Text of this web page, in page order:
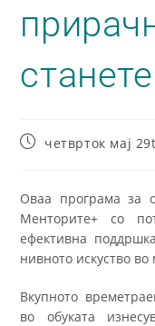
четврток мај
Оваа програма за
Менторите+ со
ефективна
нивното искуство во
Вкупното
во обуката